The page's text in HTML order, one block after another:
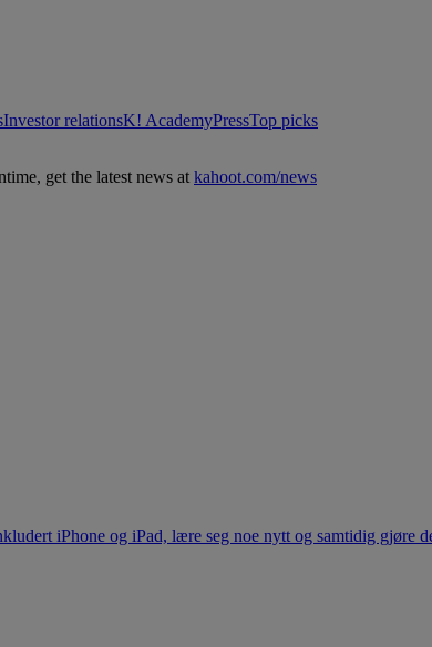
Investor relationsK! AcademyPressTop picks
get the latest news at kahoot.com/news
iPhone og iPad, lære seg noe nytt og samtidig gjøre